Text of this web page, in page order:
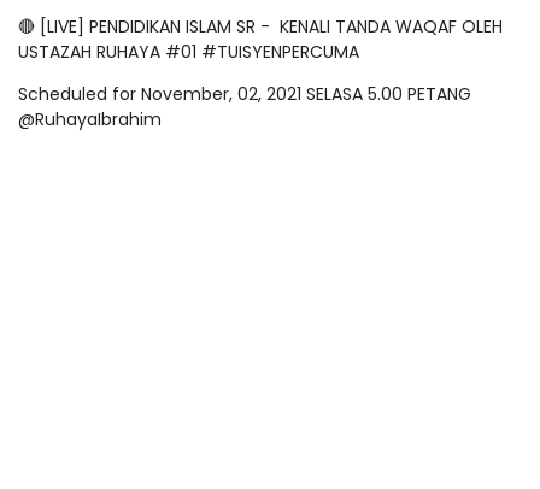
🔴 [LIVE] PENDIDIKAN ISLAM SR - KENALI TANDA WAQAF OLEH
USTAZAH RUHAYA #01 #TUISYENPERCUMA
Scheduled for November, 02, 2021 SELASA 5.00 PETANG
@RuhayaIbrahim